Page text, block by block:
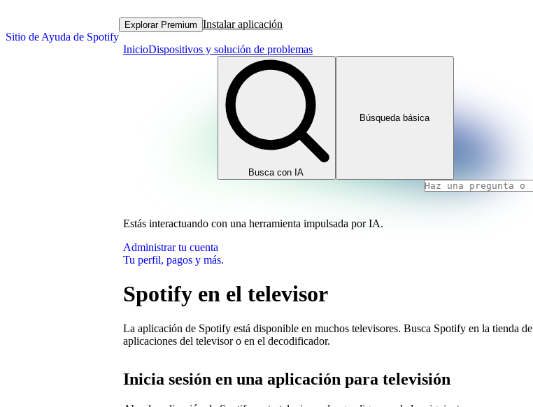
Sitio de Ayuda de Spotify
Explorar Premium Instalar aplicación
InicioDispositivos y solución de problemas
Busca con IA
Búsqueda básica
Estás interactuando con una herramienta impulsada por IA.
Administrar tu cuenta
Tu perfil, pagos y más.
Spotify en el televisor
La aplicación de Spotify está disponible en muchos televisores. Busca Spotify en la tienda de
aplicaciones del televisor o en el decodificador.
Inicia sesión en una aplicación para televisión